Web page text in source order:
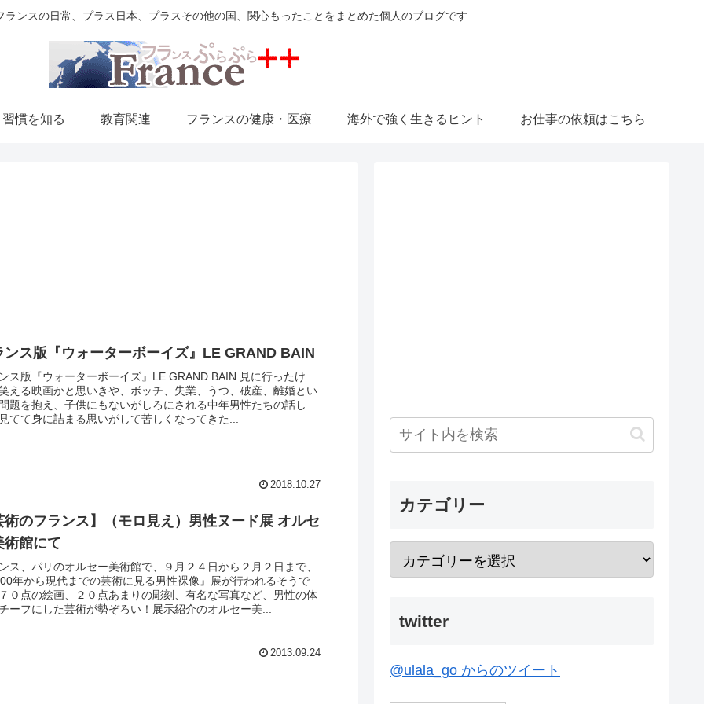
ランスの日常、プラス日本、プラスその他の国、関心もったことをまとめた個人のブログです
慣を知る 教育関連 フランスの健康・医療 海外で強く生きるヒント お仕事の依頼はこちら
ンス版『ウォーターボーイズ』LE GRAND BAIN
ス版『ウォーターボーイズ』LE GRAND BAIN 見に行ったけ
える映画かと思いきや、ボッチ、失業、うつ、破産、離婚とい
題を抱え、子供にもないがしろにされる中年男性たちの話し
てて身に詰まる思いがして苦しくなってきた...
2018.10.27
術のフランス】（モロ見え）男性ヌード展 オルセ
術館にて
ス、パリのオルセー美術館で、９月２４日から２月２日まで、
年から現代までの芸術に見る男性裸像』展が行われるそうで
０点の絵画、２０点あまりの彫刻、有名な写真など、男性の体
ーフにした芸術が勢ぞろい！展示紹介のオルセー美...
2013.09.24
カテゴリー
twitter
@ulala_go からのツイート